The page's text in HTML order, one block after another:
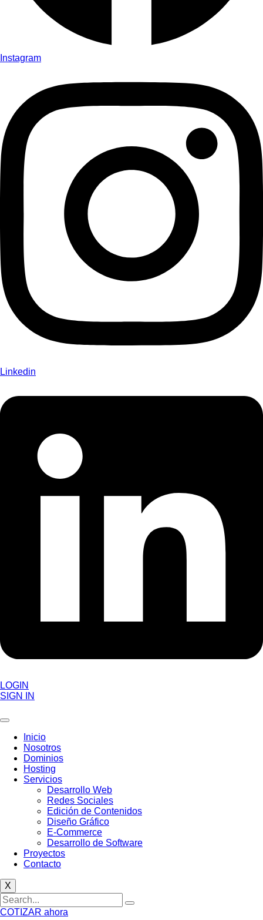
Instagram
Linkedin
LOGIN
SIGN IN
Inicio
Nosotros
Dominios
Hosting
Servicios
Desarrollo Web
Redes Sociales
Edición de Contenidos
Diseño Gráfico
E-Commerce
Desarrollo de Software
Proyectos
Contacto
X
COTIZAR ahora